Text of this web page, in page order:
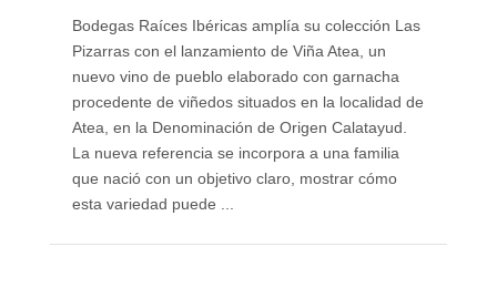
Bodegas Raíces Ibéricas amplía su colección Las
Pizarras con el lanzamiento de Viña Atea, un
nuevo vino de pueblo elaborado con garnacha
procedente de viñedos situados en la localidad de
Atea, en la Denominación de Origen Calatayud.
La nueva referencia se incorpora a una familia
que nació con un objetivo claro, mostrar cómo
esta variedad puede ...